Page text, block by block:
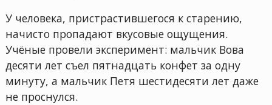
У человека, пристрастившегося к старению,
начисто пропадают вкусовые ощущения.
Учёные провели эксперимент: мальчик Вова
десяти лет съел пятнадцать конфет за одну
минуту, а мальчик Петя шестидесяти лет даже
не проснулся.